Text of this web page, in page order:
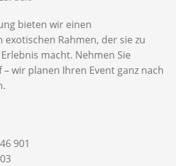
bieten wir einen
Rahmen, der sie zu
macht. Nehmen Sie
wir planen Ihren Event ganz nach
901